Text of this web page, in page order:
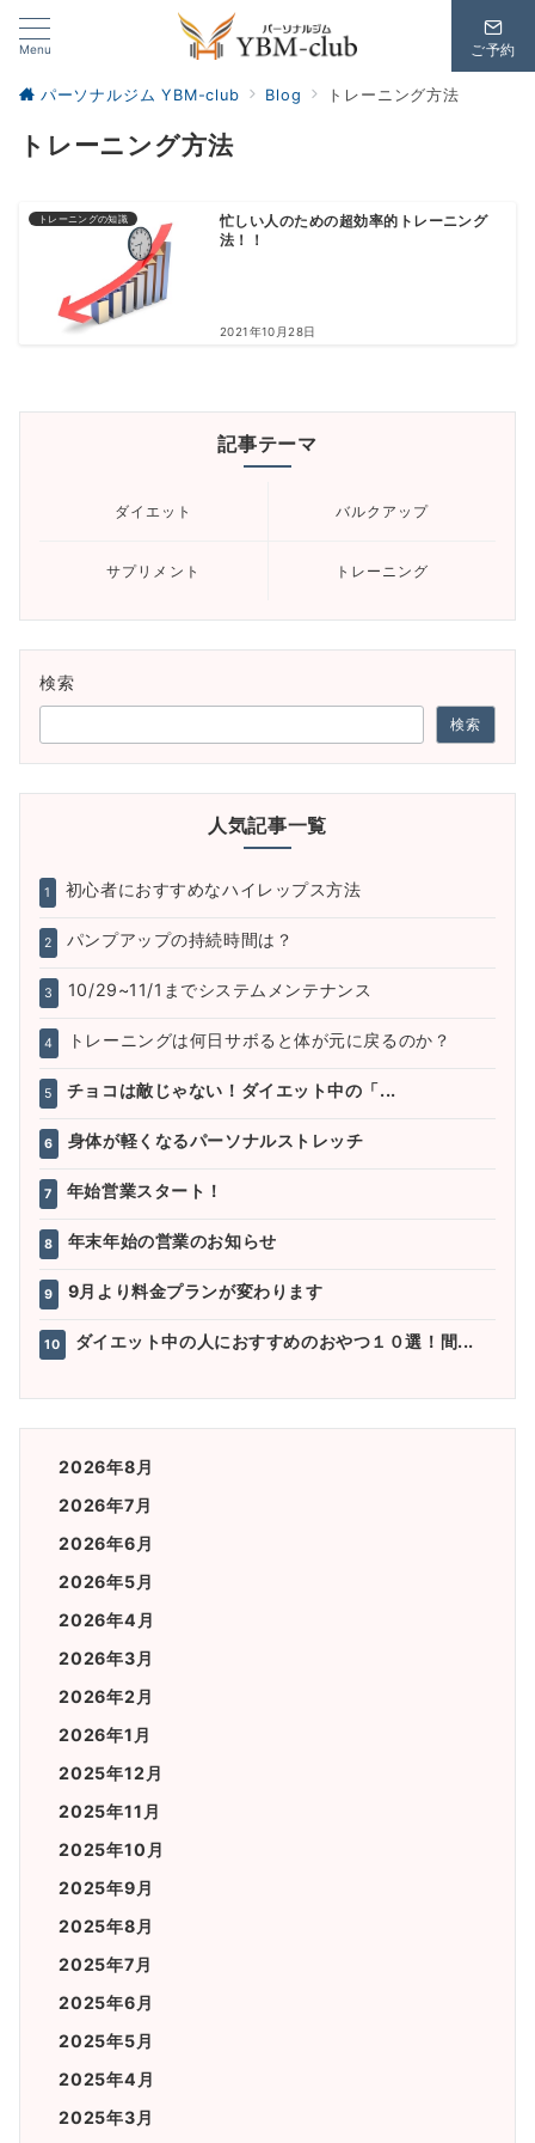
Menu ご予約
パーソナルジム YBM-club Blog トレーニング方法
トレーニング方法
トレーニングの知識
忙しい人のための超効率的トレーニング
法！！
2021年10月28日
記事テーマ
ダイエット バルクアップ
サプリメント トレーニング
検索
検索
人気記事一覧
1 初心者におすすめなハイレップス方法
2 パンプアップの持続時間は？
3 10/29~11/1までシステムメンテナンス
4 トレーニングは何日サボると体が元に戻るのか？
5 チョコは敵じゃない！ダイエット中の「...
6 身体が軽くなるパーソナルストレッチ
7 年始営業スタート！
8 年末年始の営業のお知らせ
9 9月より料金プランが変わります
10 ダイエット中の人におすすめのおやつ１０選！間...
2026年8月
2026年7月
2026年6月
2026年5月
2026年4月
2026年3月
2026年2月
2026年1月
2025年12月
2025年11月
2025年10月
2025年9月
2025年8月
2025年7月
2025年6月
2025年5月
2025年4月
2025年3月